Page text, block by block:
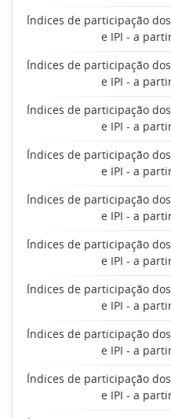
Índices de participação
e IPI - a
Índices de participação
e IPI - a
Índices de participação
e IPI - a
Índices de participação
e IPI - a
Índices de participação
e IPI - a
Índices de participação
e IPI - a
Índices de participação
e IPI - a
Índices de participação
e IPI - a
Índices de participação
e IPI - a